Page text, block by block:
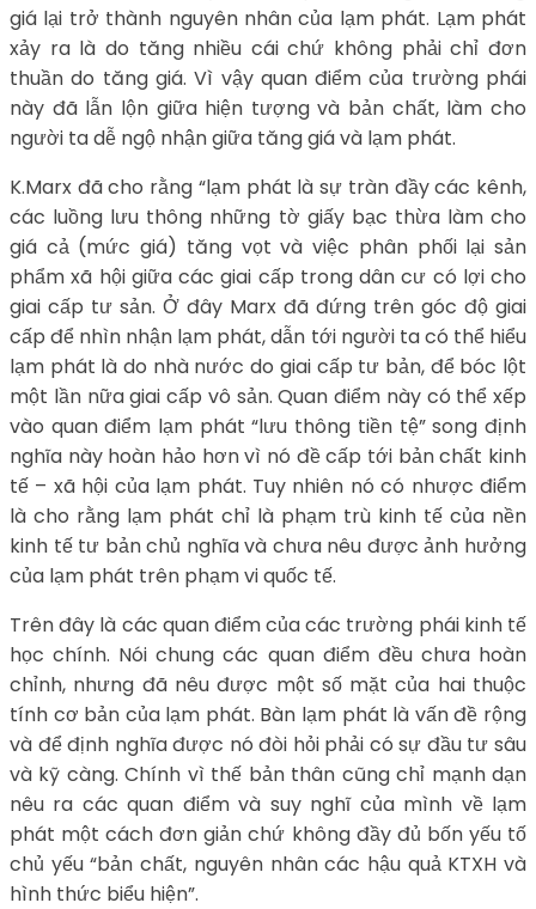
giá lại trở thành nguyên nhân của lạm phát. Lạm phát
xảy ra là do tăng nhiều cái chứ không phải chỉ đơn
thuần do tăng giá. Vì vậy quan điểm của trường phái
này đã lẫn lộn giữa hiện tượng và bản chất, làm cho
người ta dễ ngộ nhận giữa tăng giá và lạm phát.
K.Marx đã cho rằng “lạm phát là sự tràn đầy các kênh,
các luồng lưu thông những tờ giấy bạc thừa làm cho
giá cả (mức giá) tăng vọt và việc phân phối lại sản
phẩm xã hội giữa các giai cấp trong dân cư có lợi cho
giai cấp tư sản. Ở đây Marx đã đứng trên góc độ giai
cấp để nhìn nhận lạm phát, dẫn tới người ta có thể hiểu
lạm phát là do nhà nước do giai cấp tư bản, để bóc lột
một lần nữa giai cấp vô sản. Quan điểm này có thể xếp
vào quan điểm lạm phát “lưu thông tiền tệ” song định
nghĩa này hoàn hảo hơn vì nó đề cấp tới bản chất kinh
tế – xã hội của lạm phát. Tuy nhiên nó có nhược điểm
là cho rằng lạm phát chỉ là phạm trù kinh tế của nền
kinh tế tư bản chủ nghĩa và chưa nêu được ảnh hưởng
của lạm phát trên phạm vi quốc tế.
Trên đây là các quan điểm của các trường phái kinh tế
học chính. Nói chung các quan điểm đều chưa hoàn
chỉnh, nhưng đã nêu được một số mặt của hai thuộc
tính cơ bản của lạm phát. Bàn lạm phát là vấn đề rộng
và để định nghĩa được nó đòi hỏi phải có sự đầu tư sâu
và kỹ càng. Chính vì thế bản thân cũng chỉ mạnh dạn
nêu ra các quan điểm và suy nghĩ của mình về lạm
phát một cách đơn giản chứ không đầy đủ bốn yếu tố
chủ yếu “bản chất, nguyên nhân các hậu quả KTXH và
hình thức biểu hiện”.